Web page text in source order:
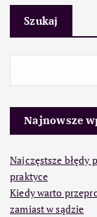
Szukaj
Najnowsze
Najczęstsze błędy
praktyce
Kiedy warto
zamiast w sądzie